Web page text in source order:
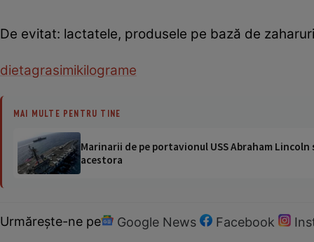
De evitat: lactatele, produsele pe bază de
dietagrasimikilograme
MAI MULTE PENTRU TINE
Marinarii de pe portavionul USS Abraham
acestora
Urmărește-ne pe Google News Facebook